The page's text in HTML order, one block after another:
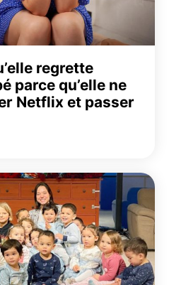
regrette
parce qu’elle ne
Netflix et passer